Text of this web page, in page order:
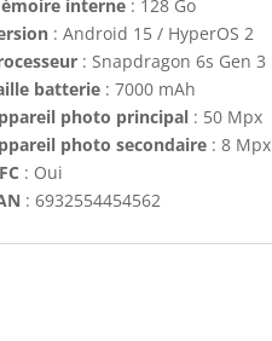
interne: 128 Go
: Android 15 / HyperOS 2
: Snapdragon 6s Gen 3
batterie: 7000 mAh
photo principal: 50 Mpx
photo secondaire: 8 Mpx
: Oui
: 6932554454562